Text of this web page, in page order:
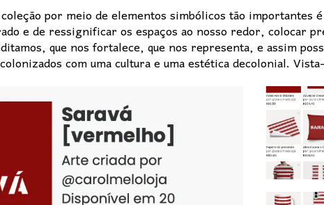
por meio de elementos simbólicos tão importantes
e de ressignificar os espaços ao nosso redor, colocar
que nos fortalece, que nos representa, e assim
com uma cultura e uma estética decolonial.